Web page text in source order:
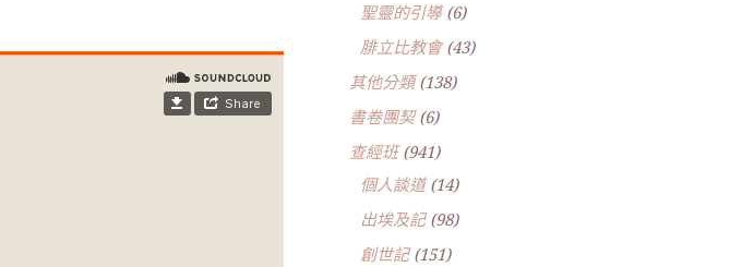
聖靈的引導(6)
腓立比教會(43)
其他分類(138)
書卷團契(6)
查經班(941)
個人談道(14)
出埃及記(98)
創世記(151)